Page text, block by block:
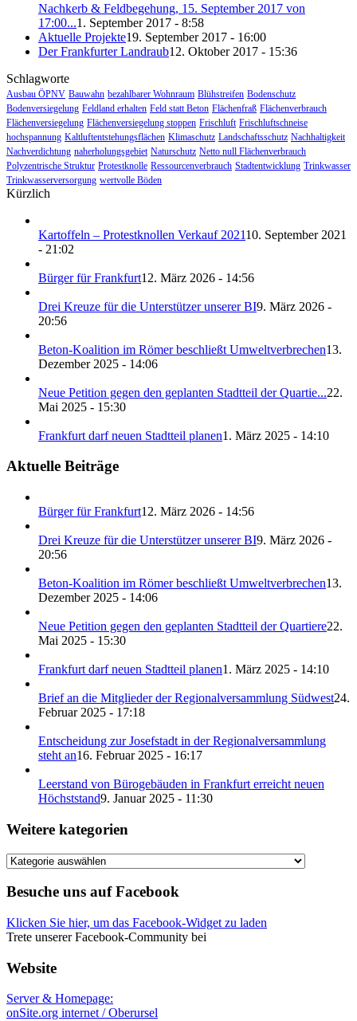
Nachkerb & Feldbegehung, 15. September 2017 von
17:00...1. September 2017 - 8:58
Aktuelle Projekte19. September 2017 - 16:00
Der Frankfurter Landraub12. Oktober 2017 - 15:36
Schlagworte
Ausbau ÖPNV Bauwahn bezahlbarer Wohnraum Blühstreifen Bodenschutz
Bodenversiegelung Feldland erhalten Feld statt Beton Flächenfraß Flächenverbrauch
Flächenversiegelung Flächenversiegelung stoppen Frischluft Frischluftschneise
hochspannung Kaltluftentstehungsflächen Klimaschutz Landschaftsschutz Nachhaltigkeit
Nachverdichtung naherholungsgebiet Naturschutz Netto null Flächenverbrauch
Polyzentrische Struktur Protestknolle Ressourcenverbrauch Stadtentwicklung Trinkwasser
Trinkwasserversorgung wertvolle Böden
Kürzlich
Kartoffeln – Protestknollen Verkauf 202110. September 2021
- 21:02
Bürger für Frankfurt12. März 2026 - 14:56
Drei Kreuze für die Unterstützer unserer BI9. März 2026 -
20:56
Beton-Koalition im Römer beschließt Umweltverbrechen13.
Dezember 2025 - 14:06
Neue Petition gegen den geplanten Stadtteil der Quartie...22.
Mai 2025 - 15:30
Frankfurt darf neuen Stadtteil planen1. März 2025 - 14:10
Aktuelle Beiträge
Bürger für Frankfurt12. März 2026 - 14:56
Drei Kreuze für die Unterstützer unserer BI9. März 2026 -
20:56
Beton-Koalition im Römer beschließt Umweltverbrechen13.
Dezember 2025 - 14:06
Neue Petition gegen den geplanten Stadtteil der Quartiere22.
Mai 2025 - 15:30
Frankfurt darf neuen Stadtteil planen1. März 2025 - 14:10
Brief an die Mitglieder der Regionalversammlung Südwest24.
Februar 2025 - 17:18
Entscheidung zur Josefstadt in der Regionalversammlung
steht an16. Februar 2025 - 16:17
Leerstand von Bürogebäuden in Frankfurt erreicht neuen
Höchststand9. Januar 2025 - 11:30
Weitere kategorien
Weitere
Besuche uns auf Facebook
Klicken Sie hier, um das Facebook-Widget zu laden
Trete unserer Facebook-Community bei
Website
Server & Homepage:
onSite.org internet / Oberursel